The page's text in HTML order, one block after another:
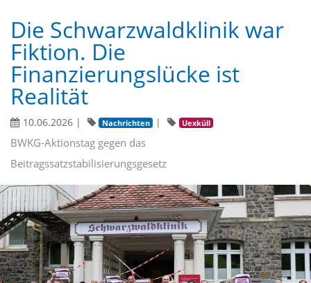
Die Schwarzwaldklinik war
Fiktion. Die
Finanzierungslücke ist
Realität
10.06.2026 | Nachrichten | Uexküll
BWKG-Aktionstag gegen das
Beitragssatzstabilisierungsgesetz